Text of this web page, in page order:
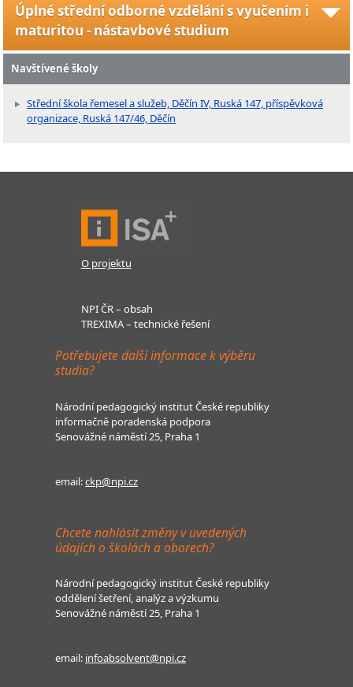
Úplné střední odborné vzdělání s vyučením i
maturitou - nástavbové studium
Navštívené školy
Střední škola řemesel a služeb, Děčín IV, Ruská 147, příspěvková
organizace, Ruská 147/46, Děčín
O projektu
NPI ČR – obsah
TREXIMA – technické řešení
Potřebujete další informace k výběru
studia?
Národní pedagogický institut České republiky
informačně poradenská podpora
Senovážné náměstí 25, Praha 1
email:ckp@npi.cz
Chcete nahlásit změny v uvedených
údajích o školách a oborech?
Národní pedagogický institut České republiky
oddělení šetření, analýz a výzkumu
Senovážné náměstí 25, Praha 1
email: infoabsolvent@npi.cz